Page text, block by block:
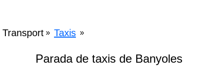
Transport » Taxis »
Parada de taxis de Banyoles